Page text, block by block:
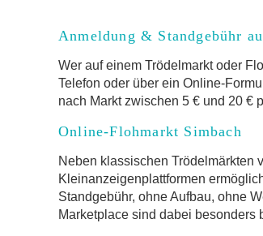
Anmeldung & Standgebühr
Wer auf einem Trödelmarkt oder
Telefon oder über ein Online-
nach Markt zwischen 5 € und 20 €
Online-Flohmarkt Simbach
Neben klassischen Trödelmärkten
Kleinanzeigenplattformen
Standgebühr, ohne Aufbau, ohne
Marketplace sind dabei besonders